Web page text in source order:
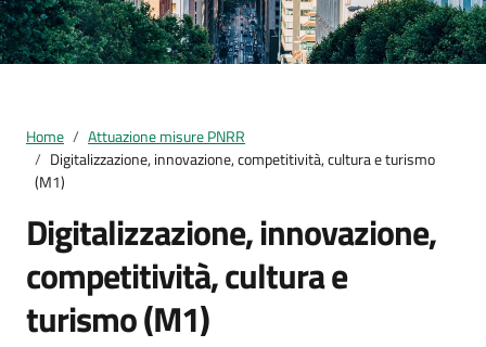
Home
Attuazione misure PNRR
Digitalizzazione, innovazione, competitività, cultura e turismo
(M1)
Digitalizzazione, innovazione,
competitività, cultura e
turismo (M1)